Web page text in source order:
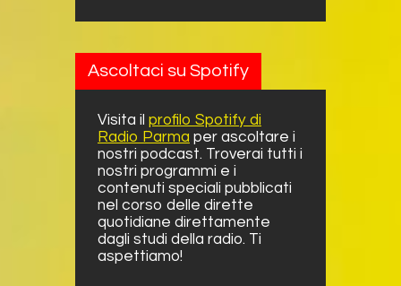
Ascoltaci su Spotify
Visita il profilo Spotify di
Radio Parma per ascoltare i
nostri podcast. Troverai tutti i
nostri programmi e i
contenuti speciali pubblicati
nel corso delle dirette
quotidiane direttamente
dagli studi della radio. Ti
aspettiamo!